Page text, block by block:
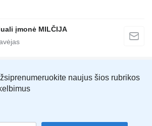
įmonė MILČIJA
naujus šios rubrikos